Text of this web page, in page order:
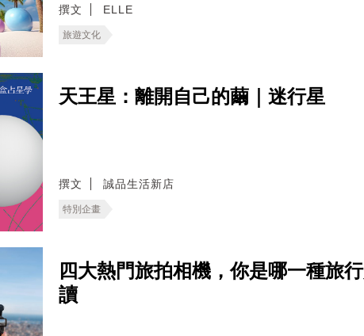
撰文 ELLE
旅遊文化
天王星：離開自己的繭｜迷行星
撰文 誠品生活新店
特別企畫
四大熱門旅拍相機，你是哪一種旅
讀